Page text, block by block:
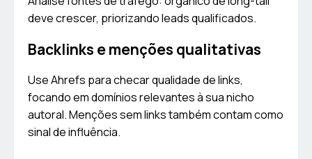
deve crescer, priorizando leads qualificados.
Backlinks e menções qualitativas
Use Ahrefs para checar qualidade de links,
focando em domínios relevantes à sua nicho
autoral. Menções sem links também contam como
sinal de influência.